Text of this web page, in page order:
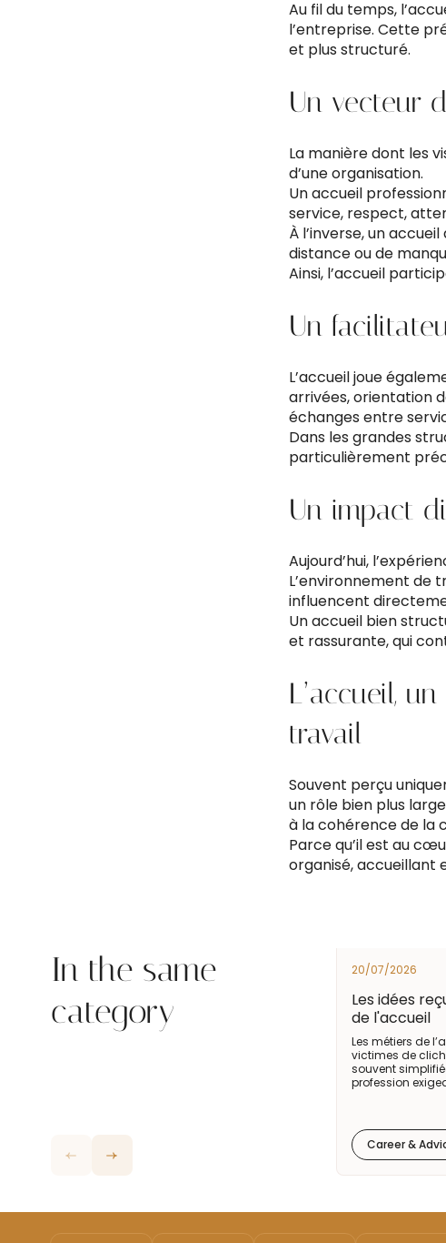
Au fil du temps,
l’entreprise. Cette
et plus structuré.
Un vecteur
La manière dont les
d’une organisation.
Un accueil
service, respect,
À l’inverse, un
distance ou de
Ainsi, l’accueil
Un
L’accueil joue
arrivées, orientation
échanges entre
Dans les grandes
particulièrement
Un impact
Aujourd’hui,
L’environnement de
influencent
Un accueil bien
et rassurante, qui
L’accueil,
travail
Souvent perçu
un rôle bien plus
à la cohérence de la
Parce qu’il est au
organisé, accueillant
In the same
category
20/07/2026
Les idées
de l'accueil
Les métiers de
victimes de
souvent
profession
Career &